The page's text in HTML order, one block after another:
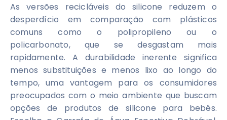
As versões recicláveis ​​do silicone reduzem o
desperdício em comparação com plásticos
comuns como o polipropileno ou o
policarbonato, que se desgastam mais
rapidamente. A durabilidade inerente significa
menos substituições e menos lixo ao longo do
tempo, uma vantagem para os consumidores
preocupados com o meio ambiente que buscam
opções de produtos de silicone para bebês.